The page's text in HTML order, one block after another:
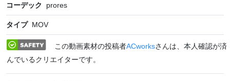
コーデック prores
タイプ MOV
この動画素材の投稿者ACworksさんは、本人確認が済
んでいるクリエイターです。